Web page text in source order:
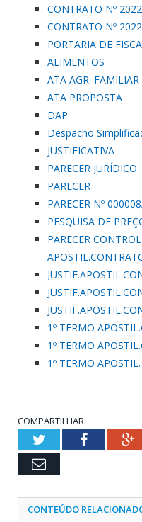
CONTRATO Nº
CONTRATO Nº
PORTARIA DE
ALIMENTOS
ATA AGR. FAMILIAR
ATA PROPOSTA
DAP
Despacho
JUSTIFICATIVA
PARECER JURÍDICO
PARECER
PARECER Nº
PESQUISA DE
PARECER
1º TERMO
1º TERMO
1º TERMO
COMPARTILHAR:
TwitterFacebook
Email
CONTEÚDO